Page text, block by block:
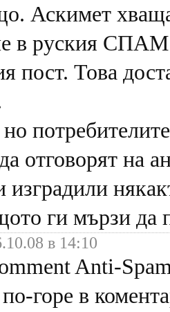
Аскимет
в руския СПАМ
пост. Това
отговорят на
изградили
ги мързи да
в 14:10
Anti-
горе в